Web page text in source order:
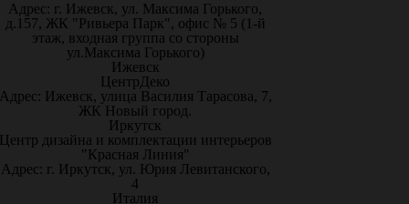
Адрес: г. Ижевск, ул. Максима Горького,
д.157, ЖК "Ривьера Парк", офис № 5 (1-й
этаж, входная группа со стороны
ул.Максима Горького)
Ижевск
ЦентрДеко
Ижевск, улица Василия Тарасова, 7,
ЖК Новый город.
Иркутск
дизайна и комплектации интерьеров
"Красная Линия"
Адрес: г. Иркутск, ул. Юрия Левитанского,
4
Италия